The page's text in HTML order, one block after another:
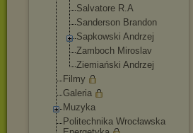
Salvatore R.A
Sanderson Brandon
Sapkowski Andrzej
Zamboch Miroslav
Ziemiański Andrzej
Filmy
Galeria
Muzyka
Politechnika Wrocławska